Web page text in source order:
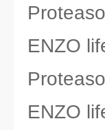
ENZO
ENZO